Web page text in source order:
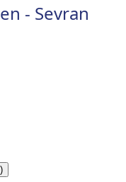
- Sevran